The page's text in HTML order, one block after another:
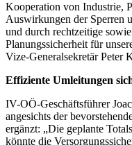
Kooperation von Industrie,
Auswirkungen der Sperren
und durch rechtzeitige
Planungssicherheit für
Vize-Generalsekretär Peter
Effiziente Umleitungen
IV-OÖ-Geschäftsführer
angesichts der
ergänzt: „Die geplante
könnte die